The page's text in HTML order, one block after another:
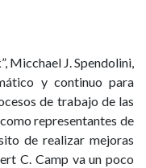
Micchael J. Spendolini,
y continuo para
de trabajo de las
representantes de
de realizar mejoras
C. Camp va un poco